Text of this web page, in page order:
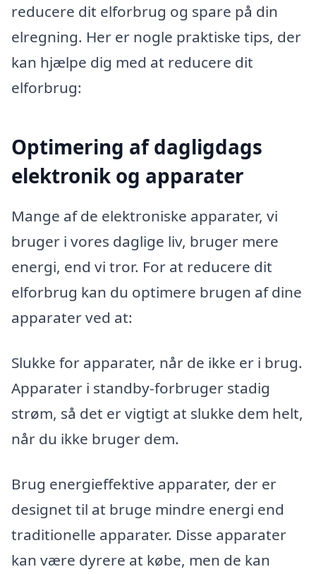
reducere dit elforbrug og spare på din
elregning. Her er nogle praktiske tips, der
kan hjælpe dig med at reducere dit
elforbrug:
Optimering af dagligdags
elektronik og apparater
Mange af de elektroniske apparater, vi
bruger i vores daglige liv, bruger mere
energi, end vi tror. For at reducere dit
elforbrug kan du optimere brugen af dine
apparater ved at:
Slukke for apparater, når de ikke er i brug.
Apparater i standby-forbruger stadig
strøm, så det er vigtigt at slukke dem helt,
når du ikke bruger dem.
Brug energieffektive apparater, der er
designet til at bruge mindre energi end
traditionelle apparater. Disse apparater
kan være dyrere at købe, men de kan